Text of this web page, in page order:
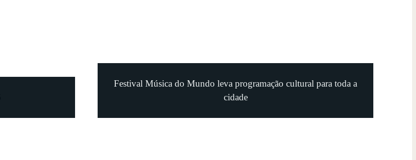
Festival Música do Mundo leva programação cultural para toda a
cidade